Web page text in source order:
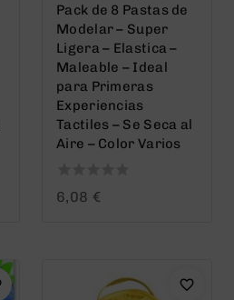
Pack de 8 Pastas de
Modelar – Super
Ligera – Elastica –
Maleable – Ideal
para Primeras
Experiencias
Tactiles – Se Seca al
Aire – Color Varios
0
6,08 €